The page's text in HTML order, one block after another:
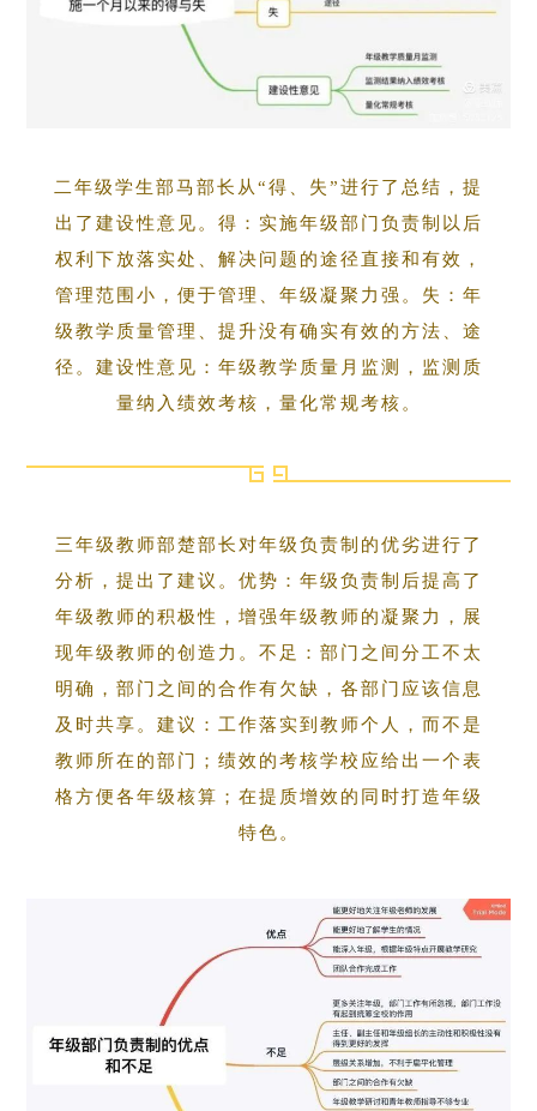
二年级学生部马部长从“得、失”进行了总结，提
出了建设性意见。得：实施年级部门负责制以后
权利下放落实处、解决问题的途径直接和有效，
管理范围小，便于管理、年级凝聚力强。失：年
级教学质量管理、提升没有确实有效的方法、途
径。建设性意见：年级教学质量月监测，监测质
量纳入绩效考核，量化常规考核。
三年级教师部楚部长对年级负责制的优劣进行了
分析，提出了建议。优势：年级负责制后提高了
年级教师的积极性，增强年级教师的凝聚力，展
现年级教师的创造力。不足：部门之间分工不太
明确，部门之间的合作有欠缺，各部门应该信息
及时共享。建议：工作落实到教师个人，而不是
教师所在的部门；绩效的考核学校应给出一个表
格方便各年级核算；在提质增效的同时打造年级
特色。